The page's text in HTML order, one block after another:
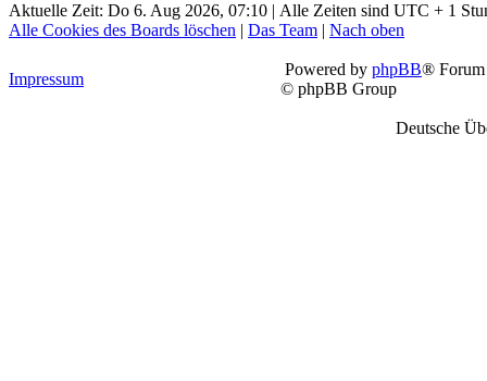
Aktuelle Zeit: Do 6. Aug 2026, 07:10 | Alle Zeiten sind UTC + 1
Alle Cookies des Boards löschen | Das Team | Nach oben
Impressum
Powered by phpBB® Forum
© phpBB Group
Deutsche